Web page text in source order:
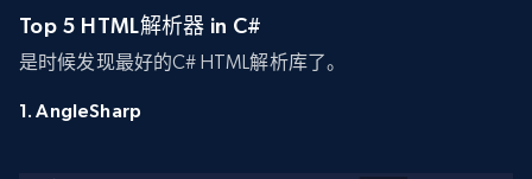
Top 5 HTML解析器 in C#
是时候发现最好的C# HTML解析库了。
1. AngleSharp